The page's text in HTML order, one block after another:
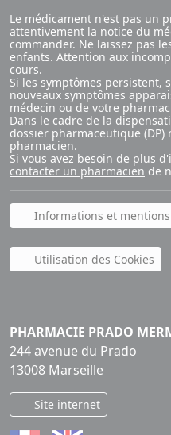
Le médicament n'est pas un
attentivement la notice du
commander. Ne laissez pas
enfants. Attention aux
cours.
Si les symptômes persistent,
nouveaux symptômes
médecin ou de votre
Dans le cadre de la
dossier pharmaceutique
pharmacien.
Si vous avez besoin de plus
contacter un pharmacien de
Informations et
Utilisation des Cookies
PHARMACIE PRADO
244 avenue du Prado
13008 Marseille
Site internet